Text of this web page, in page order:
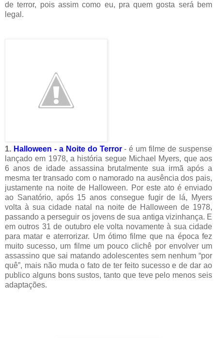
de terror, pois assim como eu, pra quem gosta será bem
legal.
1. Halloween - a Noite do Terror- é um filme de suspense
lançado em 1978, a história segue Michael Myers, que aos
6 anos de idade assassina brutalmente sua irmã após a
mesma ter transado com o namorado na ausência dos pais,
justamente na noite de Halloween. Por este ato é enviado
ao Sanatório, após 15 anos consegue fugir de lá, Myers
volta à sua cidade natal na noite de Halloween de 1978,
passando a perseguir os jovens de sua antiga vizinhança. E
em outros 31 de outubro ele volta novamente à sua cidade
para matar e aterrorizar. Um ótimo filme que na época fez
muito sucesso, um filme um pouco clichê por envolver um
assassino que sai matando adolescentes sem nenhum “por
quê”, mais não muda o fato de ter feito sucesso e de dar ao
publico alguns bons sustos, tanto que teve pelo menos seis
adaptações.